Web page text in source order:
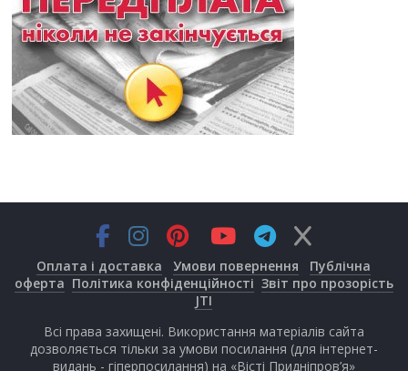
Оплата і доставка Умови повернення
Публічна
оферта Політика конфіденційності Звіт про прозорість
JTI
Всі права захищені. Використання матеріалів сайта
дозволяється тільки за умови посилання (для інтернет-
видань - гіперпосилання) на «Вісті Придніпров’я»